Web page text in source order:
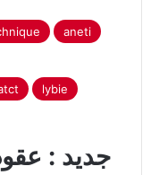
aneti
lybie
جديد :